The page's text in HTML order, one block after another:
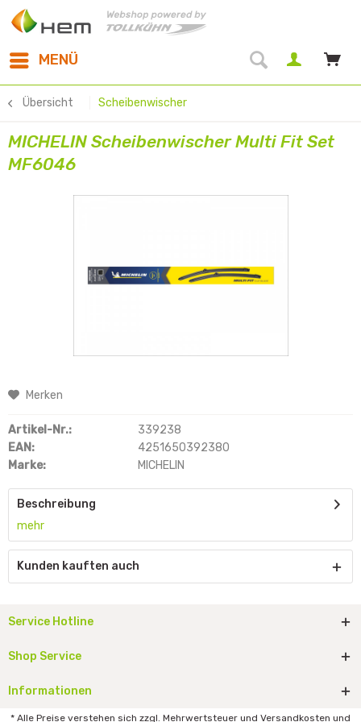
MENÜ
Übersicht Scheibenwischer
MICHELIN Scheibenwischer Multi Fit Set
MF6046
Merken
Artikel-Nr.:
339238
EAN:
4251650392380
Marke:
MICHELIN
Beschreibung
mehr
Kunden kauften auch
Service Hotline
Shop Service
Informationen
* Alle Preise verstehen sich zzgl. Mehrwertsteuer und Versandkosten und